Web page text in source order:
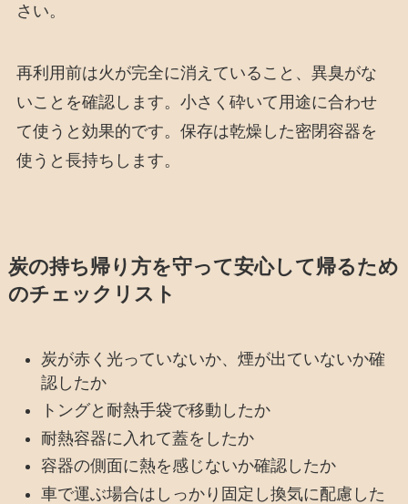
さい。
再利用前は火が完全に消えていること、異臭がな
いことを確認します。小さく砕いて用途に合わせ
て使うと効果的です。保存は乾燥した密閉容器を
使うと長持ちします。
炭の持ち帰り方を守って安心して帰るため
のチェックリスト
炭が赤く光っていないか、煙が出ていないか確
認したか
トングと耐熱手袋で移動したか
耐熱容器に入れて蓋をしたか
容器の側面に熱を感じないか確認したか
車で運ぶ場合はしっかり固定し換気に配慮した